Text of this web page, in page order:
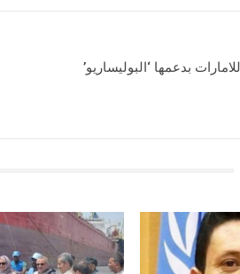
بدعمها ‘البوليساريو’